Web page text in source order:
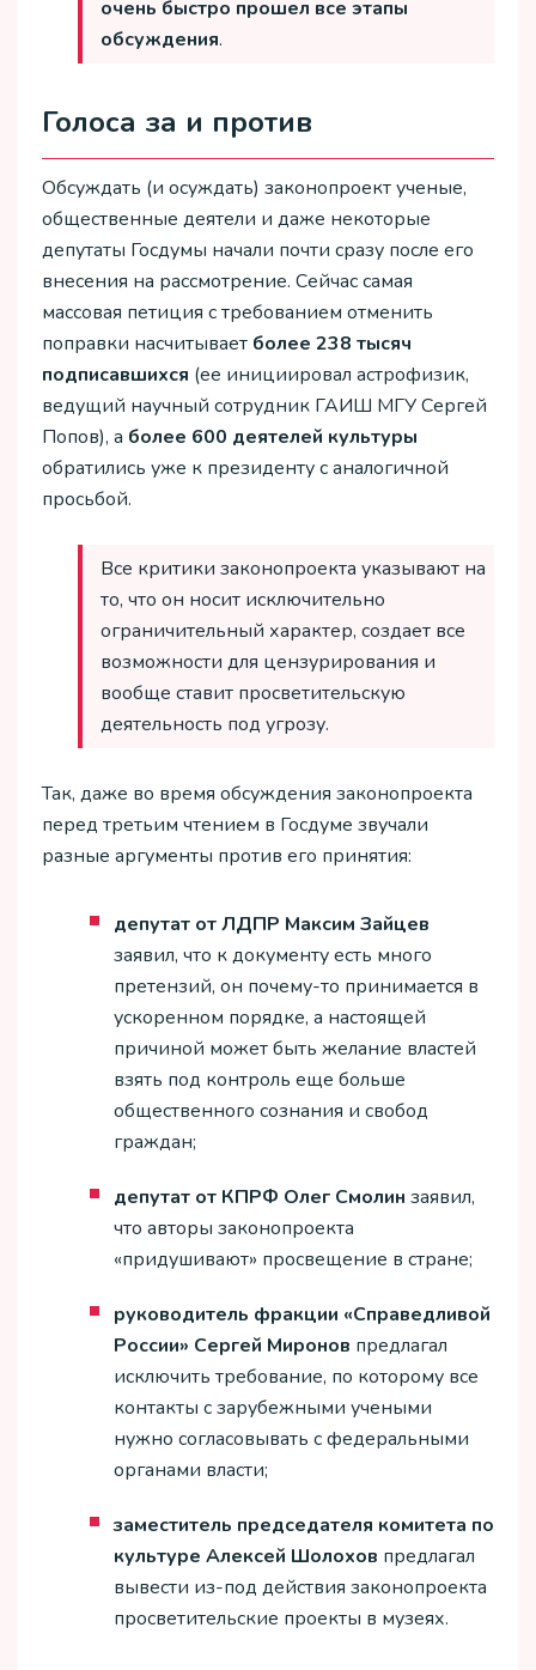
очень быстро прошел все этапы
обсуждения.
Голоса за и против
Обсуждать (и осуждать) законопроект ученые,
общественные деятели и даже некоторые
депутаты Госдумы начали почти сразу после его
внесения на рассмотрение. Сейчас самая
массовая петиция с требованием отменить
поправки насчитывает более 238 тысяч
подписавшихся (ее инициировал астрофизик,
ведущий научный сотрудник ГАИШ МГУ Сергей
Попов), а более 600 деятелей культуры
обратились уже к президенту с аналогичной
просьбой.
Все критики законопроекта указывают на
то, что он носит исключительно
ограничительный характер, создает все
возможности для цензурирования и
вообще ставит просветительскую
деятельность под угрозу.
Так, даже во время обсуждения законопроекта
перед третьим чтением в Госдуме звучали
разные аргументы против его принятия:
депутат от ЛДПР Максим Зайцев
заявил, что к документу есть много
претензий, он почему-то принимается в
ускоренном порядке, а настоящей
причиной может быть желание властей
взять под контроль еще больше
общественного сознания и свобод
граждан;
депутат от КПРФ Олег Смолин заявил,
что авторы законопроекта
«придушивают» просвещение в стране;
руководитель фракции «Справедливой
России» Сергей Миронов предлагал
исключить требование, по которому все
контакты с зарубежными учеными
нужно согласовывать с федеральными
органами власти;
заместитель председателя комитета по
культуре Алексей Шолохов предлагал
вывести из-под действия законопроекта
просветительские проекты в музеях.